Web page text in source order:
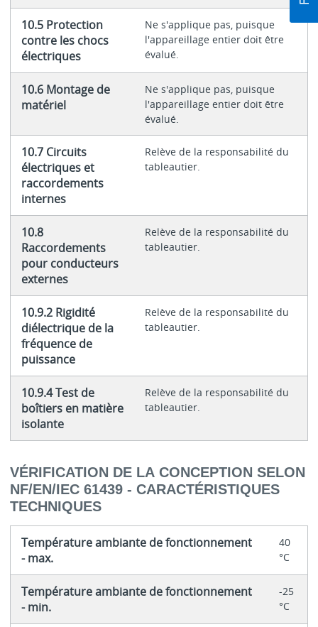
10.5 Protection
contre les chocs
électriques
Ne s'applique pas, puisque
l'appareillage entier doit être
évalué.
10.6 Montage de
matériel
Ne s'applique pas, puisque
l'appareillage entier doit être
évalué.
10.7 Circuits
électriques et
raccordements
internes
Relève de la responsabilité du
tableautier.
10.8
Raccordements
pour conducteurs
externes
Relève de la responsabilité du
tableautier.
10.9.2 Rigidité
diélectrique de la
fréquence de
puissance
Relève de la responsabilité du
tableautier.
10.9.4 Test de
boîtiers en matière
isolante
Relève de la responsabilité du
tableautier.
VÉRIFICATION DE LA CONCEPTION SELON
NF/EN/IEC 61439 - CARACTÉRISTIQUES
TECHNIQUES
Température ambiante de fonctionnement
- max.
40
°C
Température ambiante de fonctionnement
- min.
-25
°C